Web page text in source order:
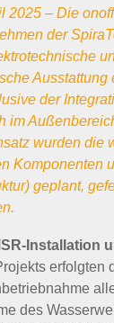
2025 – Die
der
Ausstattung
der
im
wurden die
Komponenten
geplant,
Installation
erfolgten
des